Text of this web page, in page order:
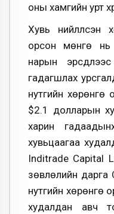
оны хамгийн урт
Хувь
орсон мөнгө нь
нарын
гадагшлах
нутгийн хөрөнгө
$2.1 долларын
харин
хувьцаагаа
Inditrade Capital
зөвлөлийн дарга
нутгийн хөрөнгө
худалдан авч